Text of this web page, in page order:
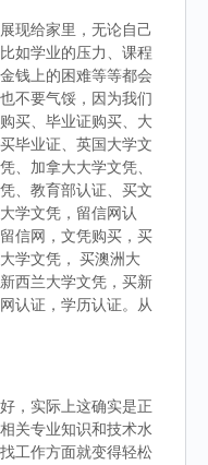
现给家里，无论自己
如学业的压力、课程
钱上的困难等等都会
不要气馁，因为我们
买、毕业证购买、大
毕业证、英国大学文
、加拿大大学文凭、
、教育部认证、买文
学文凭，留信网认
信网，文凭购买，买
学文凭， 买澳洲大
西兰大学文凭，买新
认证，学历认证。从
，实际上这确实是正
关专业知识和技术水
工作方面就变得轻松